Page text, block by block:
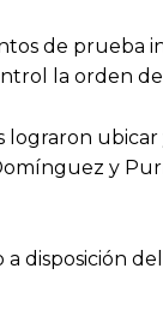
de prueba
la orden
lograron
y
disposición